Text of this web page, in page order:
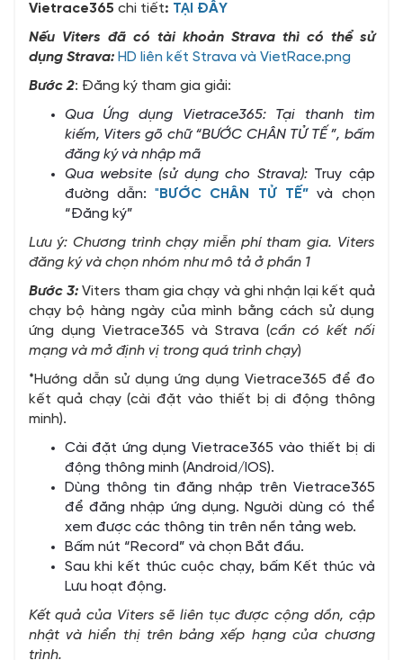
Vietrace365 chi tiết: TẠI ĐÂY
Nếu Viters đã có tài khoản Strava thì có thể sử
dụng Strava: HD liên kết Strava và VietRace.png
Bước 2: Đăng ký tham gia giải:
Qua Ứng dụng Vietrace365: Tại thanh tìm
kiếm, Viters gõ chữ “BƯỚC CHÂN TỬ TẾ ”, bấm
đăng ký và nhập mã
Qua website (sử dụng cho Strava): Truy cập
đường dẫn: " BƯỚC CHÂN TỬ TẾ” và chọn
“Đăng ký”
Lưu ý: Chương trình chạy miễn phí tham gia. Viters
đăng ký và chọn nhóm như mô tả ở phần 1
Bước 3:Viters tham gia chạy và ghi nhận lại kết quả
chạy bộ hàng ngày của mình bằng cách sử dụng
ứng dụng Vietrace365 và Strava (cần có kết nối
mạng và mở định vị trong quá trình chạy)
*Hướng dẫn sử dụng ứng dụng Vietrace365 để đo
kết quả chạy (cài đặt vào thiết bị di động thông
minh).
Cài đặt ứng dụng Vietrace365 vào thiết bị di
động thông minh (Android/IOS).
Dùng thông tin đăng nhập trên Vietrace365
để đăng nhập ứng dụng. Người dùng có thể
xem được các thông tin trên nền tảng web.
Bấm nút “Record” và chọn Bắt đầu.
Sau khi kết thúc cuộc chạy, bấm Kết thúc và
Lưu hoạt động.
Kết quả của Viters sẽ liên tục được cộng dồn, cập
nhật và hiển thị trên bảng xếp hạng của chương
trình.